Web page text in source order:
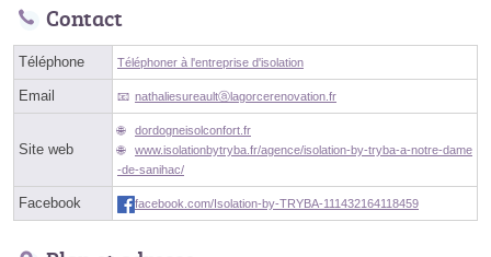
Contact
Téléphone Téléphoner à l'entreprise d'isolation
Email nathaliesureaultⓐlagorcerenovation.fr
Site web
dordogneisolconfort.fr
www.isolationbytryba.fr/agence/isolation-by-tryba-a-notre-dame
-de-sanihac/
Facebook facebook.com/Isolation-by-TRYBA-111432164118459